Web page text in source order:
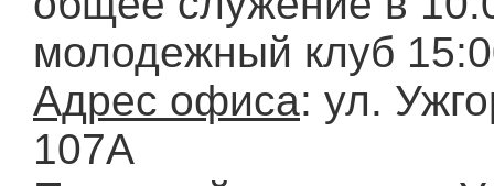
молодежный клуб
Адрес офиса: ул.
107А